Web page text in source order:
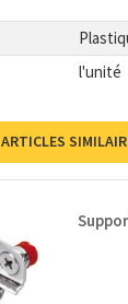
l'unité
ARTICLES